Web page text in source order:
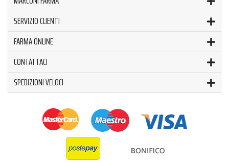
SERVIZIO CLIENTI
FARMA ONLINE
CONTATTACI
SPEDIZIONI VELOCI